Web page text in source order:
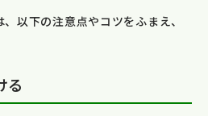
以下の注意点やコツをふまえ、
る